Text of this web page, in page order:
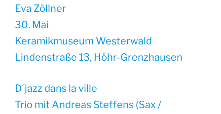
Eva Zöllner
30. Mai
Keramikmuseum Westerwald
Lindenstraße 13, Höhr-Grenzhausen
D´jazz dans la ville
Trio mit Andreas Steffens (Sax /